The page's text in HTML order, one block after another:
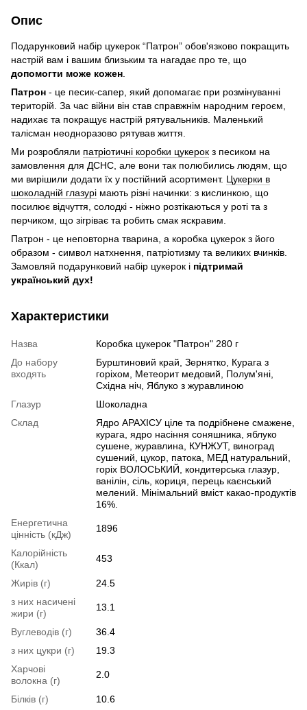
Опис
Подарунковий набір цукерок “Патрон” обов'язково покращить
настрій вам і вашим близьким та нагадає про те, що
допомогти може кожен
Патрон - це песик-сапер, який допомагає при розмінуванні
територій. За час війни він став справжнім народним героєм,
надихає та покращує настрій рятувальників. Маленький
талісман неодноразово рятував життя.
Ми розробляли патріотичні коробки цукерок з песиком на
замовлення для ДСНС, але вони так полюбились людям, що
ми вирішили додати їх у постійний асортимент. Цукерки в
шоколадній глазурі мають різні начинки: з кислинкою, що
посилює відчуття, солодкі - ніжно розтікаються у роті та з
перчиком, що зігріває та робить смак яскравим.
Патрон - це неповторна тварина, а коробка цукерок з його
образом - символ натхнення, патріотизму та великих вчинків.
Замовляй подарунковий набір цукерок і підтримай
український дух!
Характеристики
Назва
Коробка цукерок "Патрон" 280 г
До набору
входять
Бурштиновий край, Зернятко, Курага з
горіхом, Метеорит медовий, Полум'яні,
Східна ніч, Яблуко з журавлиною
Глазур
Шоколадна
Склад
Ядро АРАХІСУ ціле та подрібнене смажене,
курага, ядро насіння соняшника, яблуко
сушене, журавлина, КУНЖУТ, виноград
сушений, цукор, патока, МЕД натуральний,
горіх ВОЛОСЬКИЙ, кондитерська глазур,
ванілін, сіль, кориця, перець каєнський
мелений. Мінімальний вміст какао-продуктів
16%.
Енергетична
цінність (кДж)
1896
Калорійність
(Ккал)
453
Жирів (г)
24.5
з них насичені
жири (г)
13.1
Вуглеводів (г)
36.4
з них цукри (г)
19.3
Харчові
волокна (г)
2.0
Білків (г)
10.6